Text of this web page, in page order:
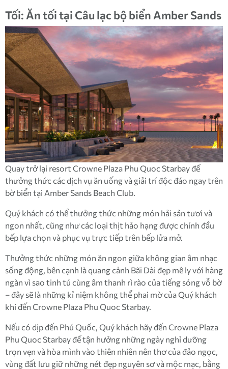
Tối: Ăn tối tại Câu lạc bộ biển Amber Sands
Quay trở lại resort Crowne Plaza Phu Quoc Starbay để
thưởng thức các dịch vụ ăn uống và giải trí độc đáo ngay trên
bờ biển tại Amber Sands Beach Club.
Quý khách có thể thưởng thức những món hải sản tươi và
ngon nhất, cũng như các loại thịt hảo hạng được chính đầu
bếp lựa chọn và phục vụ trực tiếp trên bếp lửa mở.
Thưởng thức những món ăn ngon giữa không gian âm nhạc
sống động, bên cạnh là quang cảnh Bãi Dài đẹp mê ly với hàng
ngàn vì sao tinh tú cùng âm thanh rì rào của tiếng sóng vỗ bờ
– đây sẽ là những kỉ niệm không thể phai mờ của Quý khách
khi đến Crowne Plaza Phu Quoc Starbay.
Nếu có dịp đến Phú Quốc, Quý khách hãy đến Crowne Plaza
Phu Quoc Starbay để tận hưởng những ngày nghỉ dưỡng
trọn vẹn và hòa mình vào thiên nhiên nên thơ của đảo ngọc,
vùng đất lưu giữ những nét đẹp nguyên sơ và mộc mạc, bằng